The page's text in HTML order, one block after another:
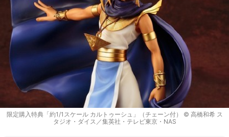
限定購入特典「約1/1スケール カルトゥーシュ」（チェーン付） © 高橋和希 ス
タジオ・ダイス／集英社・テレビ東京・NAS